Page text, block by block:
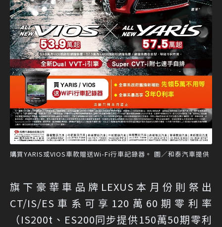
購買YARIS或VIOS車款贈送Wi-Fi行車記錄器。 圖／和泰汽車提供
旗下豪華車品牌LEXUS本月份則祭出
CT/IS/ES車系可享120萬60期零利率
（IS200t、ES200同步提供150萬50期零利